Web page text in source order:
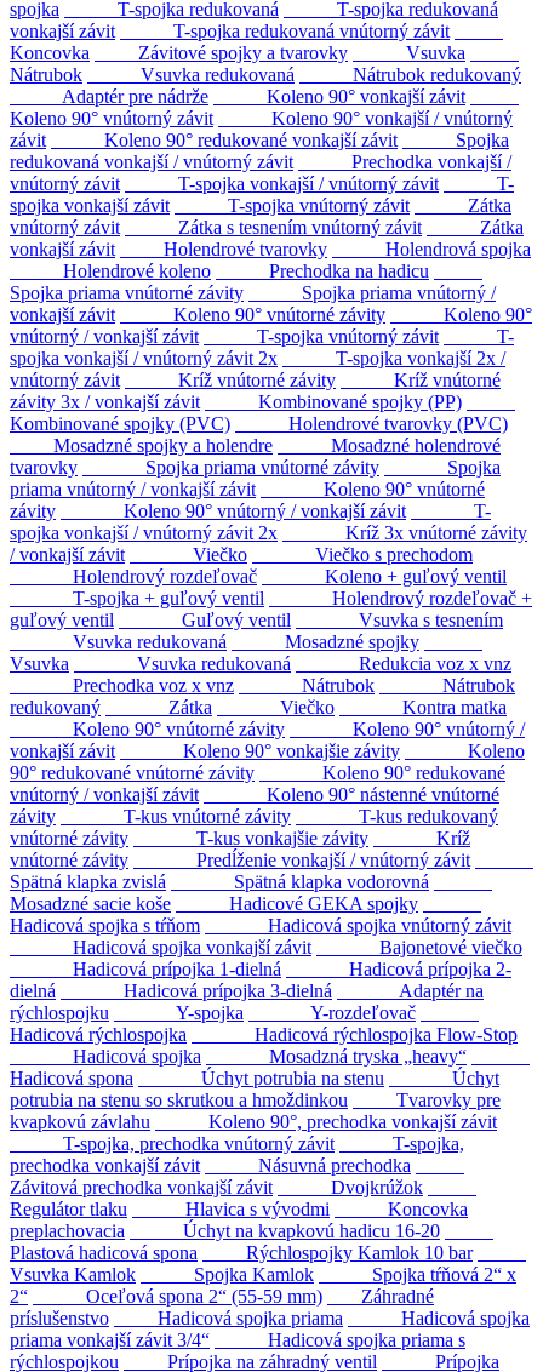
spojka
T-spojka redukovaná
T-spojka redukovaná
vonkajší závit
T-spojka redukovaná vnútorný závit
Koncovka
Závitové spojky a tvarovky
Vsuvka
Nátrubok
Vsuvka redukovaná
Nátrubok redukovaný
Adaptér pre nádrže
Koleno 90° vonkajší závit
Koleno 90° vnútorný závit
Koleno 90° vonkajší / vnútorný
závit
Koleno 90° redukované vonkajší závit
Spojka
redukovaná vonkajší / vnútorný závit
Prechodka vonkajší /
vnútorný závit
T-spojka vonkajší / vnútorný závit
T-
spojka vonkajší závit
T-spojka vnútorný závit
Zátka
vnútorný závit
Zátka s tesnením vnútorný závit
Zátka
vonkajší závit
Holendrové tvarovky
Holendrová spojka
Holendrové koleno
Prechodka na hadicu
Spojka priama vnútorné závity
Spojka priama vnútorný /
vonkajší závit
Koleno 90° vnútorné závity
Koleno 90°
vnútorný / vonkajší závit
T-spojka vnútorný závit
T-
spojka vonkajší / vnútorný závit 2x
T-spojka vonkajší 2x /
vnútorný závit
Kríž vnútorné závity
Kríž vnútorné
závity 3x / vonkajší závit
Kombinované spojky (PP)
Kombinované spojky (PVC)
Holendrové tvarovky (PVC)
Mosadzné spojky a holendre
Mosadzné holendrové
tvarovky
Spojka priama vnútorné závity
Spojka
priama vnútorný / vonkajší závit
Koleno 90° vnútorné
závity
Koleno 90° vnútorný / vonkajší závit
T-
spojka vonkajší / vnútorný závit 2x
Kríž 3x vnútorné závity
/ vonkajší závit
Viečko
Viečko s prechodom
Holendrový rozdeľovač
Koleno + guľový ventil
T-spojka + guľový ventil
Holendrový rozdeľovač +
guľový ventil
Guľový ventil
Vsuvka s tesnením
Vsuvka redukovaná
Mosadzné spojky
Vsuvka
Vsuvka redukovaná
Redukcia voz x vnz
Prechodka voz x vnz
Nátrubok
Nátrubok
redukovaný
Zátka Viečko
Kontra matka
Koleno 90° vnútorné závity
Koleno 90° vnútorný /
vonkajší závit
Koleno 90° vonkajšie závity
Koleno
90° redukované vnútorné závity
Koleno 90° redukované
vnútorný / vonkajší závit
Koleno 90° nástenné vnútorné
závity
T-kus vnútorné závity
T-kus redukovaný
vnútorné závity
T-kus vonkajšie závity
Kríž
vnútorné závity
Predĺženie vonkajší / vnútorný závit
Spätná klapka zvislá
Spätná klapka vodorovná
Mosadzné sacie koše
Hadicové GEKA spojky
Hadicová spojka s tŕňom
Hadicová spojka vnútorný závit
Hadicová spojka vonkajší závit
Bajonetové viečko
Hadicová prípojka 1-dielná
Hadicová prípojka 2-
dielná
Hadicová prípojka 3-dielná
Adaptér na
rýchlospojku
Y-spojka
Y-rozdeľovač
Hadicová rýchlospojka
Hadicová rýchlospojka Flow-Stop
Hadicová spojka
Mosadzná tryska „heavy“
Hadicová spona
Úchyt potrubia na stenu
Úchyt
potrubia na stenu so skrutkou a hmoždinkou
Tvarovky pre
kvapkovú závlahu
Koleno 90°, prechodka vonkajší závit
T-spojka, prechodka vnútorný závit
T-spojka,
prechodka vonkajší závit
Násuvná prechodka
Závitová prechodka vonkajší závit
Dvojkrúžok
Regulátor tlaku
Hlavica s vývodmi
Koncovka
preplachovacia
Úchyt na kvapkovú hadicu 16-20
Plastová hadicová spona
Rýchlospojky Kamlok 10 bar
Vsuvka Kamlok
Spojka Kamlok
Spojka tŕňová 2“ x
2“
Oceľová spona 2“ (55-59 mm)
Záhradné
príslušenstvo
Hadicová spojka priama
Hadicová spojka
priama vonkajší závit 3/4“
Hadicová spojka priama s
rýchlospojkou
Prípojka na záhradný ventil Prípojka